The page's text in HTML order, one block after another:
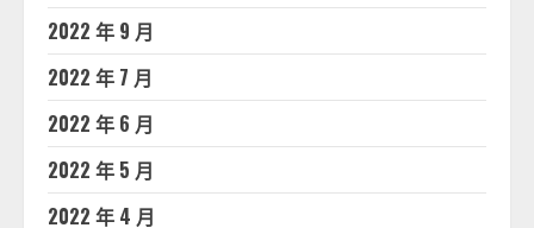
2022 年 9 月
2022 年 7 月
2022 年 6 月
2022 年 5 月
2022 年 4 月